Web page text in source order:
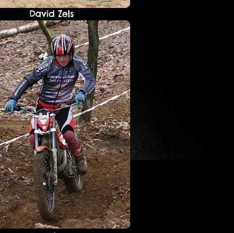
David Zels